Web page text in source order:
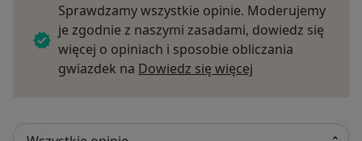
Sprawdzamy wszystkie opinie. Moderujemy
je zgodnie z naszymi zasadami, dowiedz się
więcej o opiniach i sposobie obliczania
gwiazdek na Dowiedz się więcej